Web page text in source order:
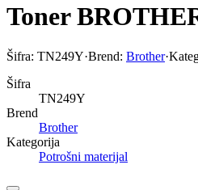
Toner
Šifra: TN249Y·Brend: Brother·
Šifra
TN249Y
Brend
Brother
Kategorija
Potrošni materijal